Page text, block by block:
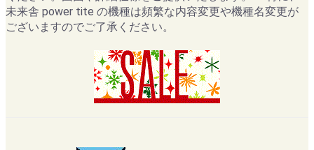
未来舎 power tite の機種は頻繁な内容変更や機種名変更が
ございますのでご了承ください。